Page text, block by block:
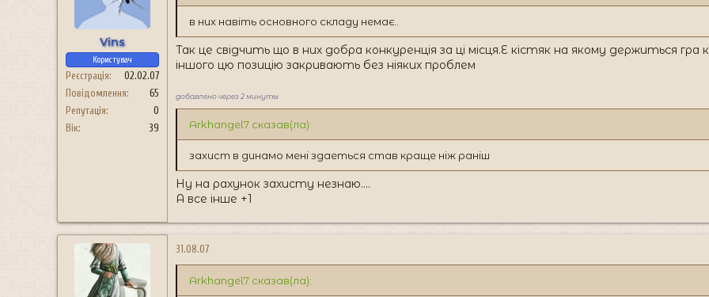
Vins
Користувач
Реєстрація
02.02.07
Повідомлення
65
Репутація
0
Вік
39
в них навіть основного складу немає..
Так це свідчить що в них добра конкуренція за ці місця.Е кістяк на якому держиться
іншого цю позицію закривають без ніяких проблем
добавлено через 2 минуты
Arkhangel7 сказав(ла):
захист в динамо мені здаеться став краще ніж раніш
Ну на рахунок захисту незнаю....
А все інше +1
31.08.07
Arkhangel7 сказав(ла):